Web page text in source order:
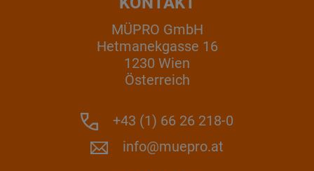
MÜPRO GmbH
Hetmanekgasse 16
1230 Wien
Österreich
+43 (1) 66 26 218-0
info@muepro.at